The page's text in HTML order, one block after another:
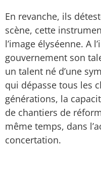
En revanche, ils
scène, cette
l’image élyséenne. A
gouvernement son
un talent né d’une
qui dépasse tous les
générations, la
de chantiers de
même temps, dans
concertation.